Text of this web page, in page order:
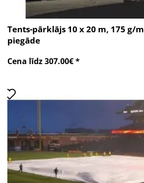
Tents-pārklājs 10 x 20 m, 175 g/
piegāde
Cena līdz 307.00€ *